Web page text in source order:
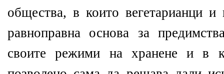
общества, в които вегетарианци и
равноправна основа за
своите режими на хранене и в